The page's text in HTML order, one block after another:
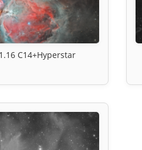
C14+Hyperstar